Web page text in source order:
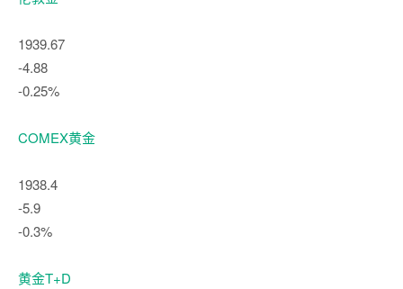
1939.67
-4.88
-0.25%
COMEX黄金
1938.4
-5.9
-0.3%
黄金T+D